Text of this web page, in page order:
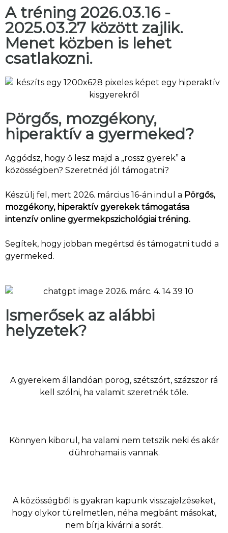
A tréning 2026.03.16 -
2025.03.27 között zajlik.
Menet közben is lehet
csatlakozni.
Pörgős, mozgékony,
hiperaktív a gyermeked?
Aggódsz, hogy ő lesz majd a „rossz gyerek” a
közösségben? Szeretnéd jól támogatni?
Készülj fel, mert 2026. március 16-án indul a Pörgős,
mozgékony, hiperaktív gyerekek támogatása
intenzív online gyermekpszichológiai tréning.
Segítek, hogy jobban megértsd és támogatni tudd a
gyermeked.
Ismerősek az alábbi
helyzetek?
A gyerekem állandóan pörög, szétszórt, százszor rá
kell szólni, ha valamit szeretnék tőle.
Könnyen kiborul, ha valami nem tetszik neki és akár
dührohamai is vannak.
A közösségből is gyakran kapunk visszajelzéseket,
hogy olykor türelmetlen, néha megbánt másokat,
nem bírja kivárni a sorát.